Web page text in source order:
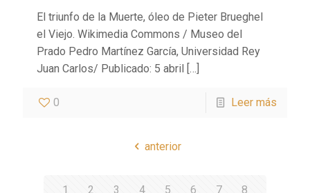
El triunfo de la Muerte, óleo de Pieter Brueghel
el Viejo. Wikimedia Commons / Museo del
Prado Pedro Martínez García, Universidad Rey
Juan Carlos/ Publicado: 5 abril
[…]
0 Leer más
anterior
1 2 3 4 5 6 7
8